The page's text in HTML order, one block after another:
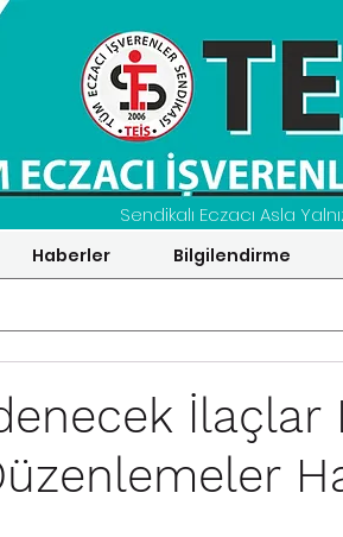
Sendikalı Eczacı Asla
Haberler Bilgilendirme
İlaçlar